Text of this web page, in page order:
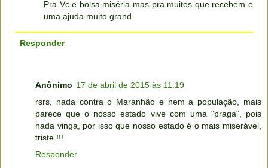
Pra Vc e bolsa miséria mas pra muitos que recebem e
uma ajuda muito grand
Responder
Anônimo 17 de abril de 2015 às 11:19
rsrs, nada contra o Maranhão e nem a população, mais
parece que o nosso estado vive com uma "praga", pois
nada vinga, por isso que nosso estado é o mais miserável,
triste !!!
Responder